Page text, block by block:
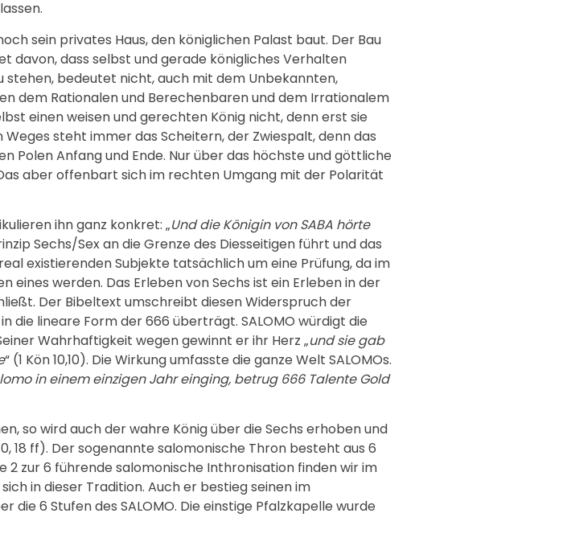
sein privates Haus, den königlichen Palast baut. Der Bau
davon, dass selbst und gerade königliches Verhalten
stehen, bedeutet nicht, auch mit dem Unbekannten,
dem Rationalen und Berechenbaren und dem Irrationalem
einen weisen und gerechten König nicht, denn erst sie
steht immer das Scheitern, der Zwiespalt, denn das
Polen Anfang und Ende. Nur über das höchste und göttliche
aber offenbart sich im rechten Umgang mit der Polarität
ihn ganz konkret: „Und die Königin von SABA hörte
Sechs/Sex an die Grenze des Diesseitigen führt und das
existierenden Subjekte tatsächlich um eine Prüfung, da im
werden. Das Erleben von Sechs ist ein Erleben in der
Der Bibeltext umschreibt diesen Widerspruch der
die lineare Form der 666 überträgt. SALOMO würdigt die
Wahrhaftigkeit wegen gewinnt er ihr Herz „und sie gab
“ (1 Kön 10,10). Die Wirkung umfasste die ganze Welt SALOMOs.
in einem einzigen Jahr einging, betrug 666 Talente Gold
so wird auch der wahre König über die Sechs erhoben und
18 ff). Der sogenannte salomonische Thron besteht aus 6
2 zur 6 führende salomonische Inthronisation finden wir im
in dieser Tradition. Auch er bestieg seinen im
6 Stufen des SALOMO. Die einstige Pfalzkapelle wurde